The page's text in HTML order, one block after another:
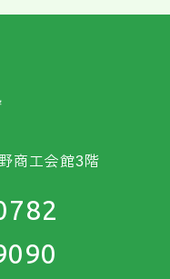
商工会館3階